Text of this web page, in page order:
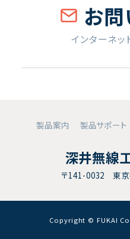
お
インターネ
製品案内 製品サポート
深井無線
〒141-0032 東
Copyright © FUKAI